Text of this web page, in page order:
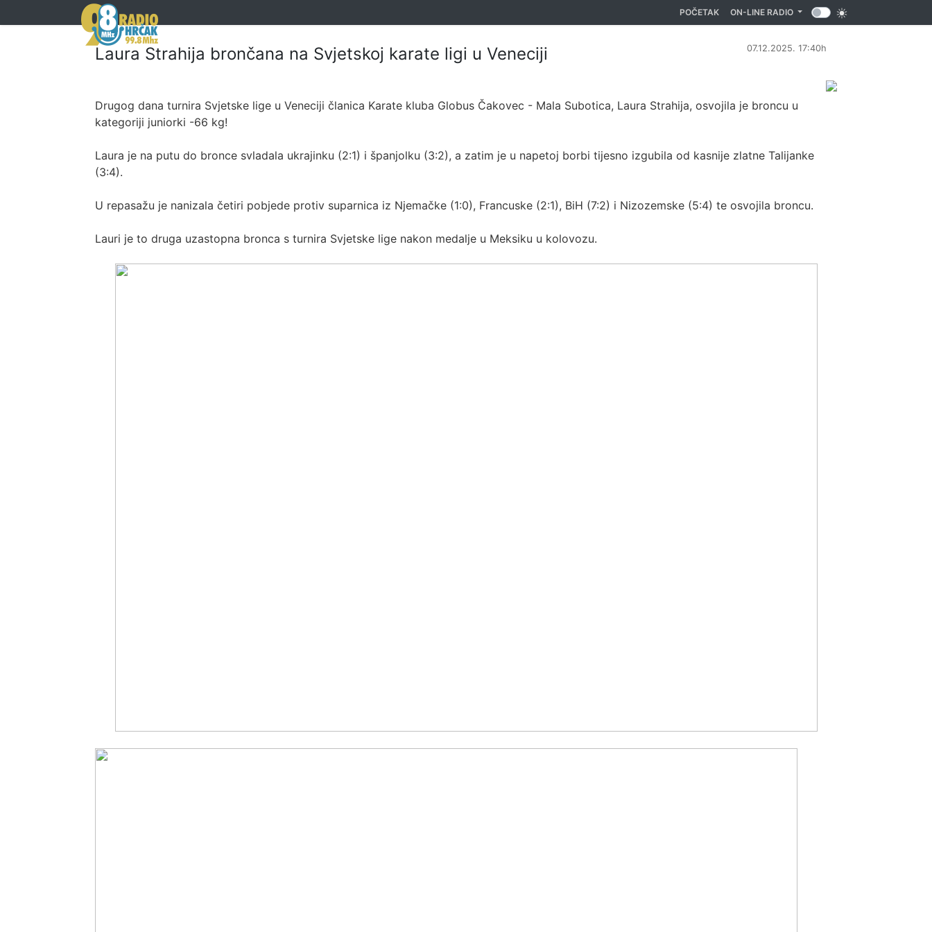
POČETAK(CURRENT)
ON-LINE RADIO
Laura Strahija brončana na Svjetskoj karate ligi u Veneciji 07.12.2025. 17:40h
Drugog dana turnira Svjetske lige u Veneciji članica Karate kluba Globus Čakovec - Mala Subotica, Laura Strahija, osvojila je broncu u
kategoriji juniorki -66 kg!
Laura je na putu do bronce svladala ukrajinku (2:1) i španjolku (3:2), a zatim je u napetoj borbi tijesno izgubila od kasnije zlatne Talijanke
(3:4).
U repasažu je nanizala četiri pobjede protiv suparnica iz Njemačke (1:0), Francuske (2:1), BiH (7:2) i Nizozemske (5:4) te osvojila broncu.
Lauri je to druga uzastopna bronca s turnira Svjetske lige nakon medalje u Meksiku u kolovozu.